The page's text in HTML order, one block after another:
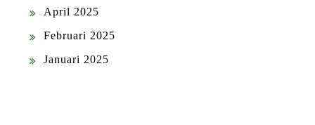
April 2025
Februari 2025
Januari 2025